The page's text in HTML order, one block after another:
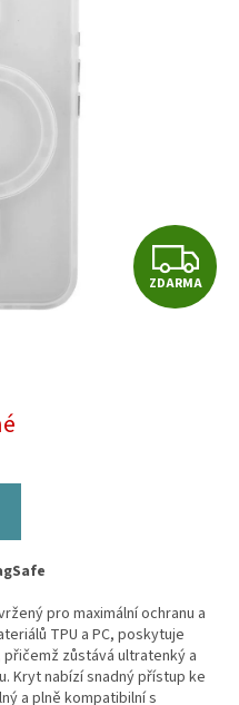
Z
D
ZDARMA
pro maximální ochranu a
TPU a PC, poskytuje
zůstává ultratenký a
Kryt nabízí snadný přístup ke
a plně kompatibilní s